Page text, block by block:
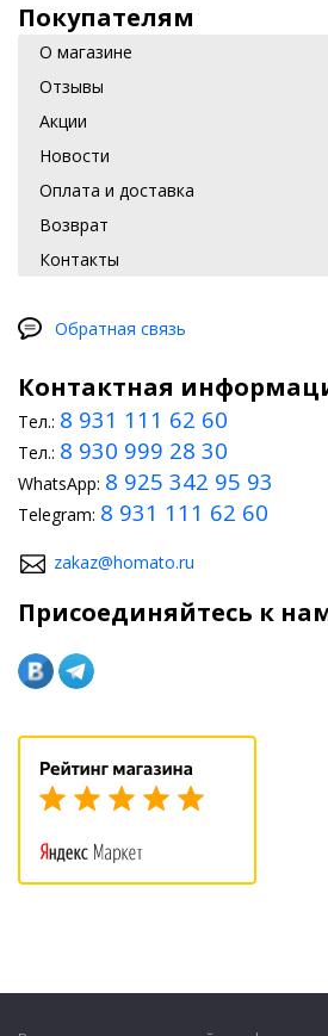
Покупателям
О магазине
Отзывы
Акции
Новости
Оплата и доставка
Возврат
Контакты
Обратная связь
Контактная
Тел.: 8 931 111 62 60
Тел.: 8 930 999 28 30
WhatsApp: 8 925 342 95 93
Telegram: 8 931 111 62 60
zakaz@homato.ru
Присоединяйтесь к